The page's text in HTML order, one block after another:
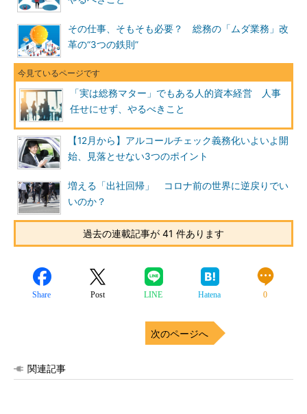
その仕事、そもそも必要？ 総務の「ムダ業務」改
革の“3つの鉄則”
「実は総務マター」でもある人的資本経営 人事
任せにせず、やるべきこと
【12月から】アルコールチェック義務化いよいよ開
始、見落とせない3つのポイント
増える「出社回帰」 コロナ前の世界に逆戻りでい
いのか？
過去の連載記事が 41 件あります
Share Post LINE Hatena 0
次のページへ
関連記事